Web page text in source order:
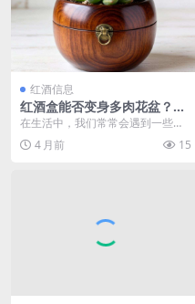
红酒信息
红酒盒能否变身多肉花盆？可
行性探讨来了
在生活中，我们常常会遇到一些看
似无用的物品，红酒盒便是其中之
一。当红酒被饮用完后...
4 月前 15